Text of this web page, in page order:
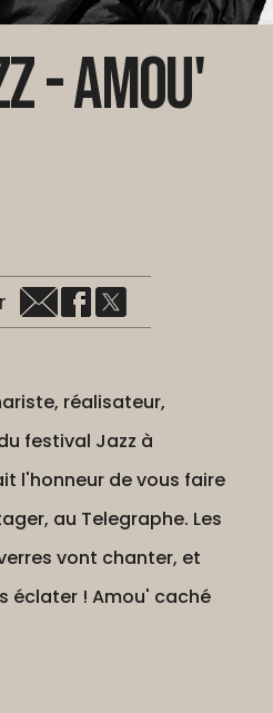
- Amou'
réalisateur,
festival Jazz à
l'honneur de vous faire
au Telegraphe. Les
vont chanter, et
éclater ! Amou' caché